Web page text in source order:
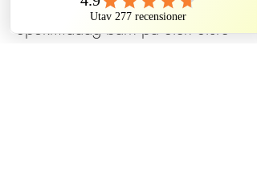
Spökmiddag barn på Sten Sture